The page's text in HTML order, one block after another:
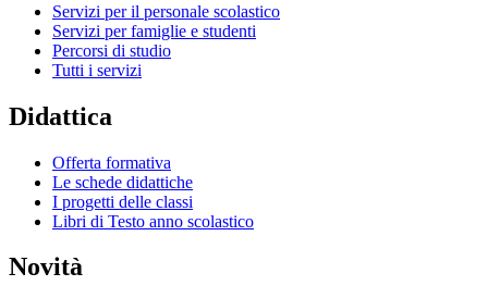
Servizi per il personale scolastico
Servizi per famiglie e studenti
Percorsi di studio
Tutti i servizi
Didattica
Offerta formativa
Le schede didattiche
I progetti delle classi
Libri di Testo anno scolastico
Novità